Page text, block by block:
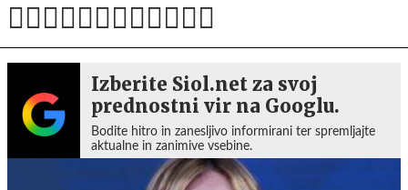
Izberite Siol.net za svoj
prednostni vir na Googlu.
Bodite hitro in zanesljivo informirani ter spremljajte
aktualne in zanimive vsebine.